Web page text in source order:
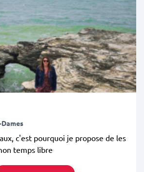
c'est pourquoi je propose de les
temps libre